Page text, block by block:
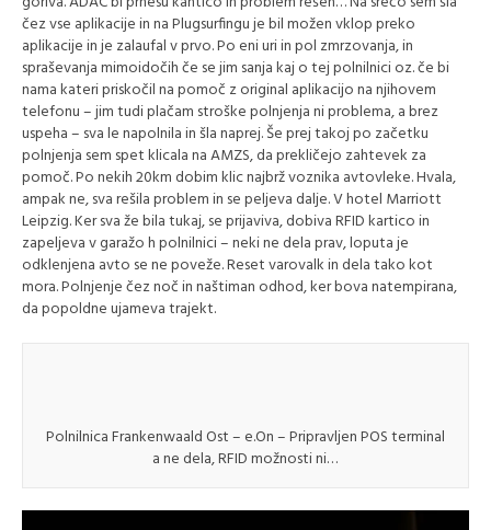
čez vse aplikacije in na Plugsurfingu je bil možen vklop preko
aplikacije in je zalaufal v prvo. Po eni uri in pol zmrzovanja, in
spraševanja mimoidočih če se jim sanja kaj o tej polnilnici oz. če bi
nama kateri priskočil na pomoč z original aplikacijo na njihovem
telefonu – jim tudi plačam stroške polnjenja ni problema, a brez
uspeha – sva le napolnila in šla naprej. Še prej takoj po začetku
polnjenja sem spet klicala na AMZS, da prekličejo zahtevek za
pomoč. Po nekih 20km dobim klic najbrž voznika avtovleke. Hvala,
ampak ne, sva rešila problem in se peljeva dalje. V hotel Marriott
Leipzig. Ker sva že bila tukaj, se prijaviva, dobiva RFID kartico in
zapeljeva v garažo h polnilnici – neki ne dela prav, loputa je
odklenjena avto se ne poveže. Reset varovalk in dela tako kot
mora. Polnjenje čez noč in naštiman odhod, ker bova natempirana,
da popoldne ujameva trajekt.
Polnilnica Frankenwaald Ost – e.On – Pripravljen POS terminal
a ne dela, RFID možnosti ni…